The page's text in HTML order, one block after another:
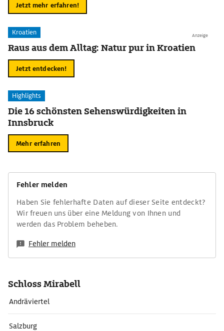
Jetzt mehr erfahren!
Anzeige
Kroatien
Raus aus dem Alltag: Natur pur in Kroatien
Jetzt entdecken!
Highlights
Die 16 schönsten Sehenswürdigkeiten in
Innsbruck
Mehr erfahren
Fehler melden
Haben Sie fehlerhafte Daten auf dieser Seite entdeckt?
Wir freuen uns über eine Meldung von Ihnen und
werden das Problem beheben.
Fehler melden
Schloss Mirabell
Andräviertel
Salzburg